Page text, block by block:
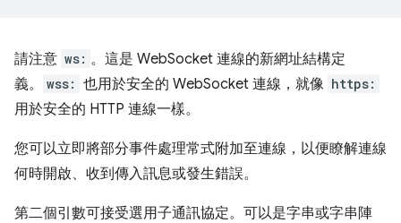
請注意 ws: 。這是 WebSocket 連線的新網址結構定
義。
wss: 也用於安全的 WebSocket 連線，就像 https:
用於安全的 HTTP 連線一樣。
您可以立即將部分事件處理常式附加至連線，以便瞭解連線
何時開啟、收到傳入訊息或發生錯誤。
第二個引數可接受選用子通訊協定。可以是字串或字串陣